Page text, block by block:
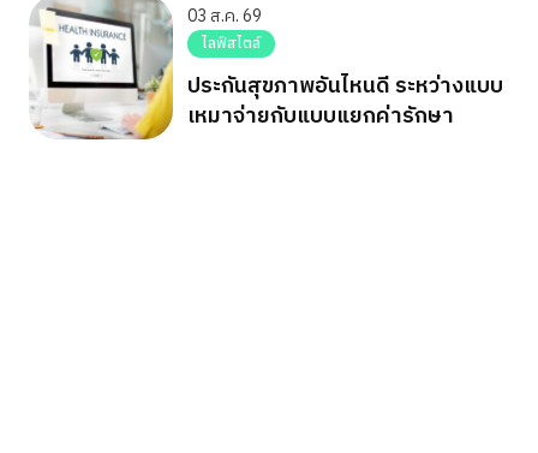
03 ส.ค. 69
ไลฟ์สไตล์
ประกันสุขภาพอันไหนดี ระหว่างแบบ
เหมาจ่ายกับแบบแยกค่ารักษา